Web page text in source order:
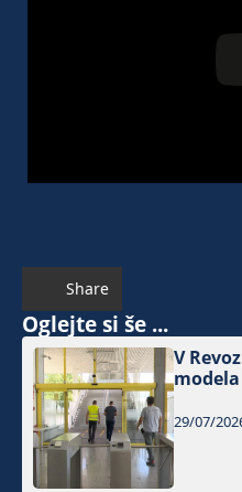
Share
Oglejte si še ...
V
modela
29/07/